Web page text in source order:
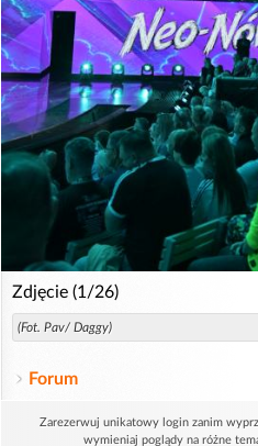
Zdjęcie (1/26)
(Fot. Pav/ Daggy)
Forum
Zarezerwuj unikatowy login zanim
wymieniaj poglądy na różne